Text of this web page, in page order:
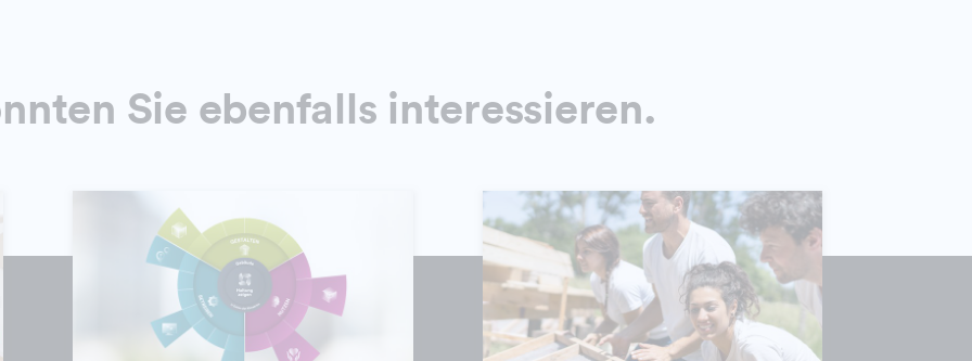
Sie ebenfalls interessieren.